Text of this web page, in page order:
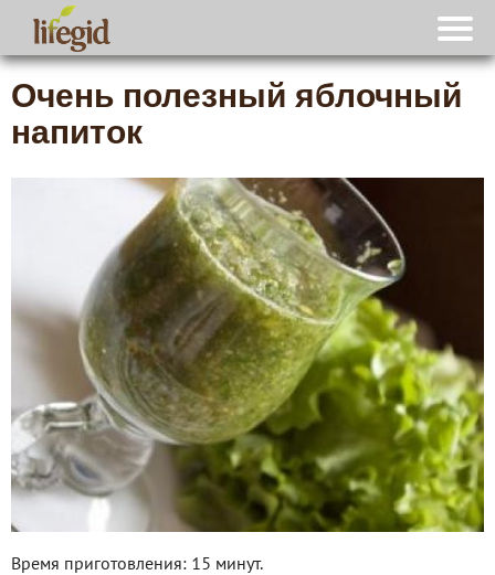
Очень полезный яблочный
напиток
Время приготовления: 15 минут.